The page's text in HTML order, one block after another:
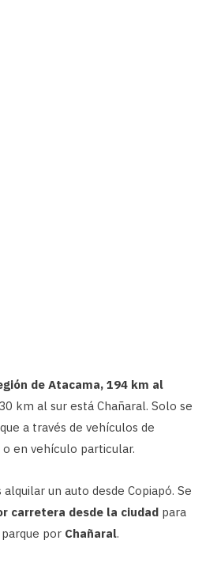
de Atacama, 194 km al
km al sur está Chañaral. Solo se
a través de vehículos de
en vehículo particular.
un auto desde Copiapó. Se
carretera desde la ciudad para
por Chañaral.